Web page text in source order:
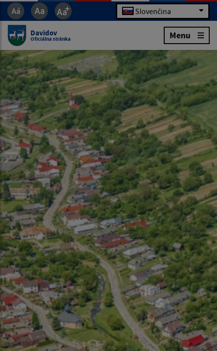
Slovenčina
Davidov
Oficiálna stránka Menu